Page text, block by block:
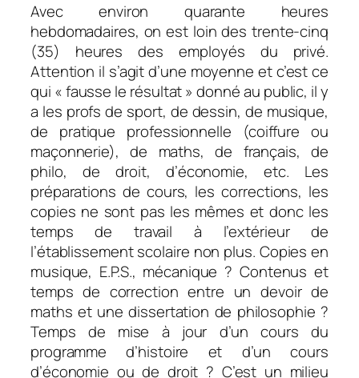
Avec environ quarante heures
hebdomadaires, on est loin des trente-cinq
(35) heures des employés du privé.
Attention il s’agit d’une moyenne et c’est ce
qui « fausse le résultat » donné au public, il y
a les profs de sport, de dessin, de musique,
de pratique professionnelle (coiffure ou
maçonnerie), de maths, de français, de
philo, de droit, d’économie, etc. Les
préparations de cours, les corrections, les
copies ne sont pas les mêmes et donc les
temps de travail à l’extérieur de
l’établissement scolaire non plus. Copies en
musique, E.P.S., mécanique ? Contenus et
temps de correction entre un devoir de
maths et une dissertation de philosophie ?
Temps de mise à jour d’un cours du
programme d’histoire et d’un cours
d’économie ou de droit ? C’est un milieu